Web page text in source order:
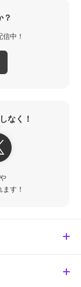
？
中！
なく！
す！